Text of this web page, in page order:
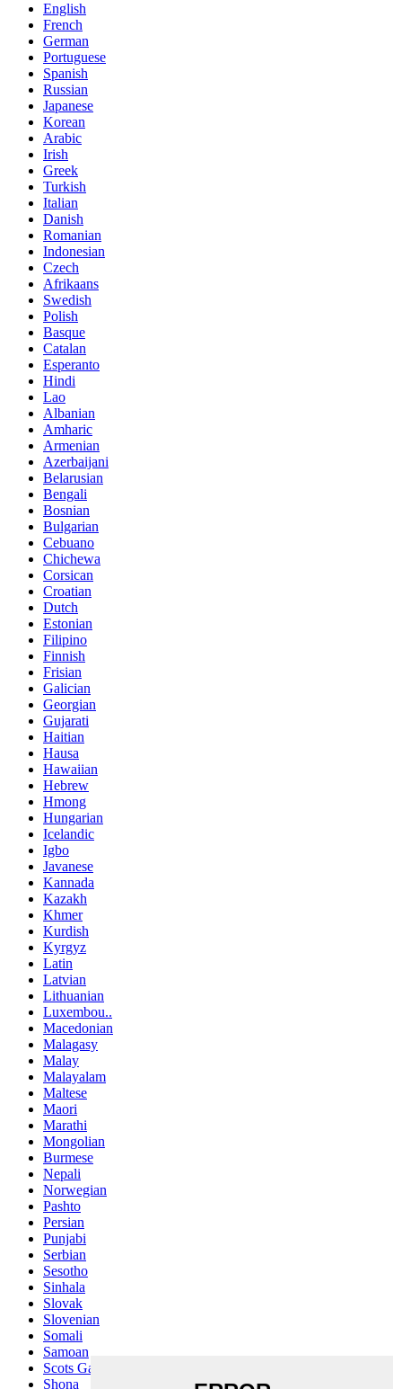
English
French
German
Portuguese
Spanish
Russian
Japanese
Korean
Arabic
Irish
Greek
Turkish
Italian
Danish
Romanian
Indonesian
Czech
Afrikaans
Swedish
Polish
Basque
Catalan
Esperanto
Hindi
Lao
Albanian
Amharic
Armenian
Azerbaijani
Belarusian
Bengali
Bosnian
Bulgarian
Cebuano
Chichewa
Corsican
Croatian
Dutch
Estonian
Filipino
Finnish
Frisian
Galician
Georgian
Gujarati
Haitian
Hausa
Hawaiian
Hebrew
Hmong
Hungarian
Icelandic
Igbo
Javanese
Kannada
Kazakh
Khmer
Kurdish
Kyrgyz
Latin
Latvian
Lithuanian
Luxembou..
Macedonian
Malagasy
Malay
Malayalam
Maltese
Maori
Marathi
Mongolian
Burmese
Nepali
Norwegian
Pashto
Persian
Punjabi
Serbian
Sesotho
Sinhala
Slovak
Slovenian
Somali
Samoan
Scots Gaelic
Shona